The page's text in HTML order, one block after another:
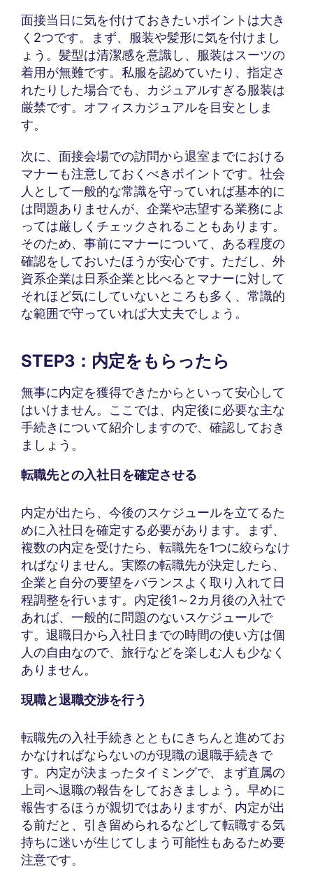
面接当日に気を付けておきたいポイントは大き
く2つです。まず、服装や髪形に気を付けまし
ょう。髪型は清潔感を意識し、服装はスーツの
着用が無難です。私服を認めていたり、指定さ
れたりした場合でも、カジュアルすぎる服装は
厳禁です。オフィスカジュアルを目安としま
す。
次に、面接会場での訪問から退室までにおける
マナーも注意しておくべきポイントです。社会
人として一般的な常識を守っていれば基本的に
は問題ありませんが、企業や志望する業務によ
っては厳しくチェックされることもあります。
そのため、事前にマナーについて、ある程度の
確認をしておいたほうが安心です。ただし、外
資系企業は日系企業と比べるとマナーに対して
それほど気にしていないところも多く、常識的
な範囲で守っていれば大丈夫でしょう。
STEP3：内定をもらったら
無事に内定を獲得できたからといって安心して
はいけません。ここでは、内定後に必要な主な
手続きについて紹介しますので、確認しておき
ましょう。
転職先との入社日を確定させる
内定が出たら、今後のスケジュールを立てるた
めに入社日を確定する必要があります。まず、
複数の内定を受けたら、転職先を1つに絞らなけ
ればなりません。実際の転職先が決定したら、
企業と自分の要望をバランスよく取り入れて日
程調整を行います。内定後1～2カ月後の入社で
あれば、一般的に問題のないスケジュールで
す。退職日から入社日までの時間の使い方は個
人の自由なので、旅行などを楽しむ人も少なく
ありません。
現職と退職交渉を行う
転職先の入社手続きとともにきちんと進めてお
かなければならないのが現職の退職手続きで
す。内定が決まったタイミングで、まず直属の
上司へ退職の報告をしておきましょう。早めに
報告するほうが親切ではありますが、内定が出
る前だと、引き留められるなどして転職する気
持ちに迷いが生じてしまう可能性もあるため要
注意です。